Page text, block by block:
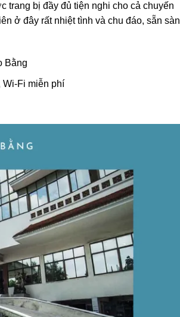
trang bị đầy đủ tiện nghi cho cả chuyến
ở đây rất nhiệt tình và chu đáo, sẵn
Bằng
Wi-Fi miễn phí